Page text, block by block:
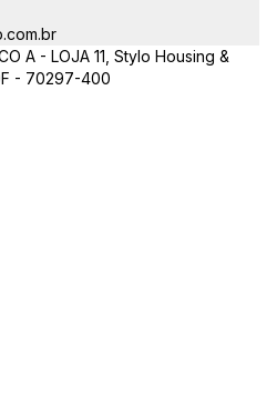
A - LOJA 11, Stylo Housing &
- 70297-400